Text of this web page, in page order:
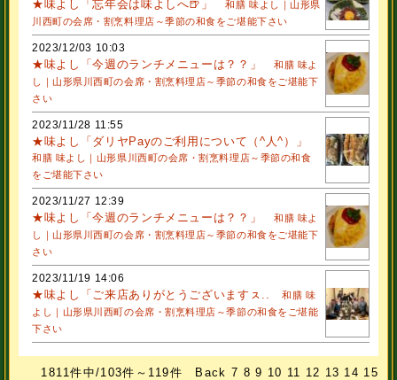
★味よし「忘年会は味よしへ🍺」
和膳 味よし｜山形県
川西町の会席・割烹料理店～季節の和食をご堪能下さい
2023/12/03 10:03
★味よし「今週のランチメニューは？？」
和膳 味よ
し｜山形県川西町の会席・割烹料理店～季節の和食をご堪能下
さい
2023/11/28 11:55
★味よし「ダリヤPayのご利用について（^人^）」
和膳 味よし｜山形県川西町の会席・割烹料理店～季節の和食
をご堪能下さい
2023/11/27 12:39
★味よし「今週のランチメニューは？？」
和膳 味よ
し｜山形県川西町の会席・割烹料理店～季節の和食をご堪能下
さい
2023/11/19 14:06
★味よし「ご来店ありがとうございますㇲ..
和膳 味
よし｜山形県川西町の会席・割烹料理店～季節の和食をご堪能
下さい
1811件中/103件～119件 Back 7 8 9 10 11 12 13 14 15